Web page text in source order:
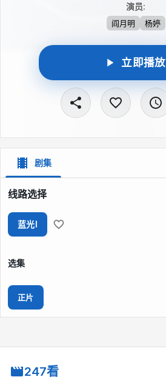
演员:
阎月明 杨婷
立即播放
剧集
线路选择
蓝光I
选集
正片
247看